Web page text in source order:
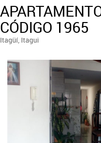
CÓDIGO 1965
Itagüí, Itagui